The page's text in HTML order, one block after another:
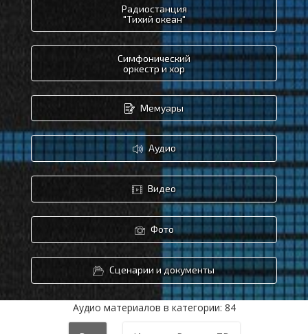
Радиостанция
"Тихий океан"
Симфонический
оркестр и хор
Мемуары
Аудио
Видео
Фото
Сценарии и документы
Аудио материалов в категории: 84